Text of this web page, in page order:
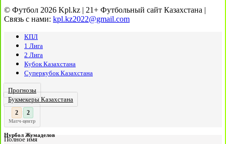
© Футбол 2026 Kpl.kz | 21+ Футбольный сайт Казахстана |
Связь с нами: kpl.kz2022@gmail.com
КПЛ
1 Лига
2 Лига
Кубок Казахстана
Суперкубок Казахстана
Прогнозы
Букмекеры Казахстана
3 :
3
Матч-центр
Нурбол Жумаделов
Полное имя